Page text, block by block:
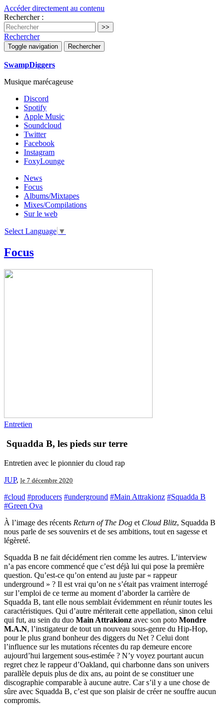
Accéder directement au contenu
Rechercher :
Rechercher
Toggle navigation Rechercher
SwampDiggers
Musique marécageuse
Discord
Spotify
Apple Music
Soundcloud
Twitter
Facebook
Instagram
FoxyLounge
News
Focus
Albums/Mixtapes
Mixes/Compilations
Sur le web
Select Language ▼
Focus
Entretien
Squadda B, les pieds sur terre
Entretien avec le pionnier du cloud rap
JUP, le 7 décembre 2020
#cloud #producers #underground #Main Attrakionz #Squadda B
#Green Ova
À l’image des récents Return of The Dog et Cloud Blitz, Squadda B
nous parle de ses souvenirs et de ses ambitions, tout en sagesse et
légèreté.
Squadda B ne fait décidément rien comme les autres. L’interview
n’a pas encore commencé que c’est déjà lui qui pose la première
question. Qu’est-ce qu’on entend au juste par « rappeur
underground » ? Il est vrai qu’on ne s’était pas vraiment interrogé
sur l’emploi de ce terme au moment d’aborder la carrière de
Squadda B, tant elle nous semblait évidemment en réunir toutes les
caractéristiques. Qui d’autre mériterait cette appellation, sinon celui
qui fut, au sein du duo Main Attrakionz avec son poto Mondre
M.A.N, l’instigateur de tout un nouveau sous-genre du Hip-Hop,
pour le plus grand bonheur des diggers du Net ? Celui dont
l’influence sur les mutations récentes du rap demeure encore
aujourd’hui largement sous-estimée ? N’y voyez pourtant aucun
regret chez le rappeur d’Oakland, qui charbonne dans son univers
parallèle depuis plus de dix ans, au point de se constituer une
discographie comparable à aucune autre. Car s’il y a une chose de
sûre avec Squadda B, c’est que son plaisir de créer ne souffre aucun
compromis.